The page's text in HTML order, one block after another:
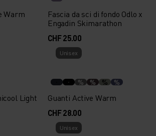
Warm
Fascia da sci di fondo Odlo x
Engadin Skimarathon
CHF 25.00
Light
Unisex
% % % %
Guanti Active Warm
CHF 28.00
Unisex